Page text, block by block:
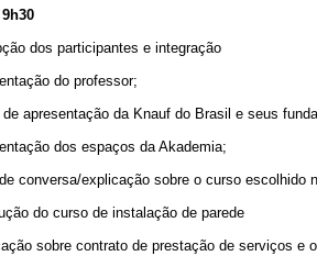
dos participantes e integração
do professor;
apresentação da Knauf do Brasil e seus
dos espaços da Akademia;
conversa/explicação sobre o curso escolhido
do curso de instalação de parede
sobre contrato de prestação de serviços e